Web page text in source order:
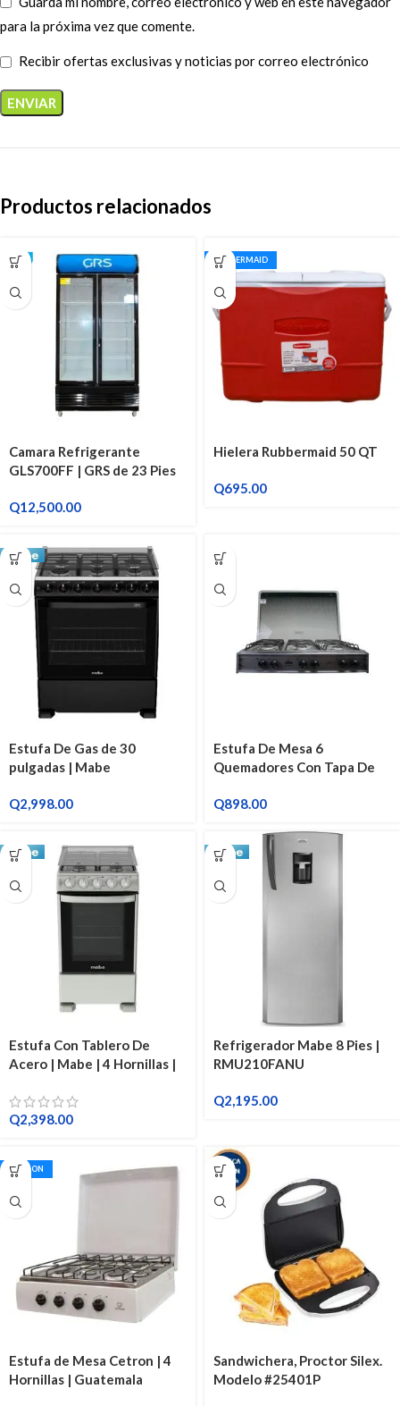
para la próxima vez que comente.
Recibir ofertas exclusivas y noticias por correo electrónico
Productos relacionados
Camara Refrigerante
GLS700FF | GRS de 23 Pies
Q12,500.00
RUBBERMAID
Hielera Rubbermaid 50 QT
Q695.00
Estufa De Gas de 30
pulgadas | Mabe
Q2,998.00
Estufa De Mesa 6
Quemadores Con Tapa De
Q898.00
Estufa Con Tablero De
Acero | Mabe | 4 Hornillas |
Q2,398.00
Refrigerador Mabe 8 Pies |
RMU210FANU
Q2,195.00
CETRON
Estufa de Mesa Cetron | 4
Hornillas | Guatemala
Sandwichera, Proctor Silex.
Modelo #25401P